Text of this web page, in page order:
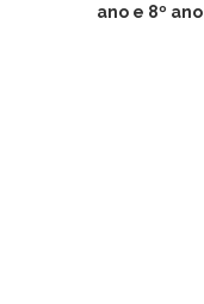
ano e 8º ano